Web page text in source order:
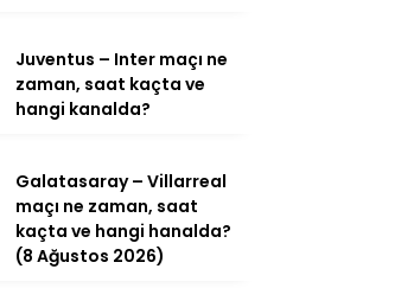
Juventus – Inter maçı ne
zaman, saat kaçta ve
hangi kanalda?
Galatasaray – Villarreal
maçı ne zaman, saat
kaçta ve hangi hanalda?
(8 Ağustos 2026)